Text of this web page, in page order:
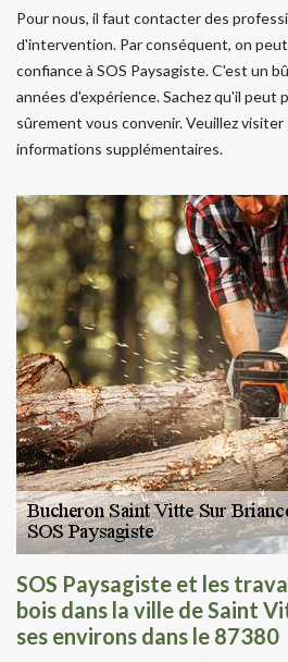
Pour nous, il faut contacter des
d'intervention. Par conséquent, on
confiance à SOS Paysagiste. C'est un
années d'expérience. Sachez qu'il peut
sûrement vous convenir. Veuillez
informations supplémentaires.
SOS Paysagiste et les
bois dans la ville de Saint
ses environs dans le 87380